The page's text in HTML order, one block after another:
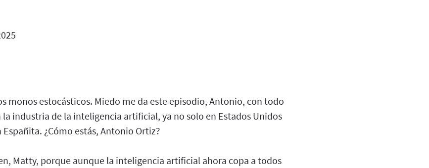
monos estocásticos. Miedo me da este episodio, Antonio, con todo
la industria de la inteligencia artificial, ya no solo en Estados Unidos
¿Cómo estás, Antonio Ortiz?
Matty, porque aunque la inteligencia artificial ahora copa a todos